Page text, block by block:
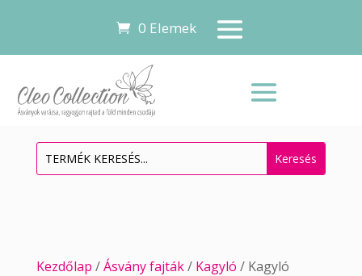
0 Elemek
Kezdőlap /Ásvány fajták/ Kagyló / Kagyló